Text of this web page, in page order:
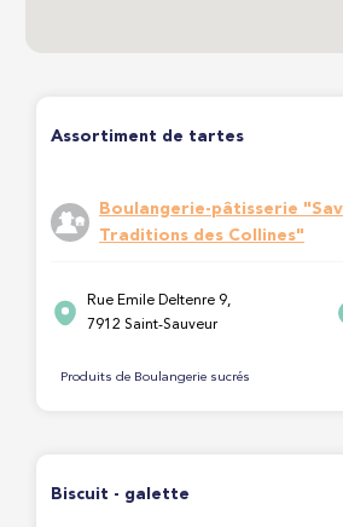
Assortiment de tartes
Boulangerie-pâtisserie
Traditions des Collines"
Rue Emile Deltenre 9,
7912 Saint-Sauveur
Produits de Boulangerie sucrés
Biscuit - galette